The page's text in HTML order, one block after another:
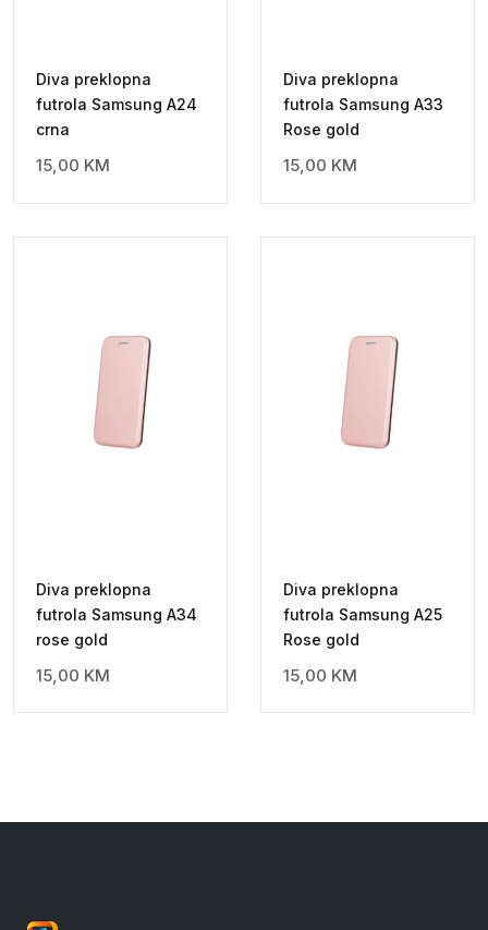
Diva preklopna
futrola Samsung A24
crna
15,00 KM
Diva preklopna
futrola Samsung A33
Rose gold
15,00 KM
Diva preklopna
futrola Samsung A34
rose gold
15,00 KM
Diva preklopna
futrola Samsung A25
Rose gold
15,00 KM